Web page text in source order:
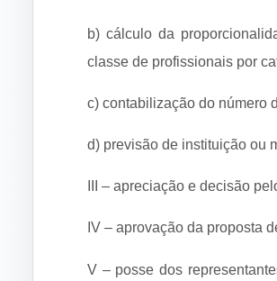
b) cálculo da
classe de profissionais por
c) contabilização do número
d) previsão de instituição ou
III – apreciação e decisão
IV – aprovação da proposta
V – posse dos